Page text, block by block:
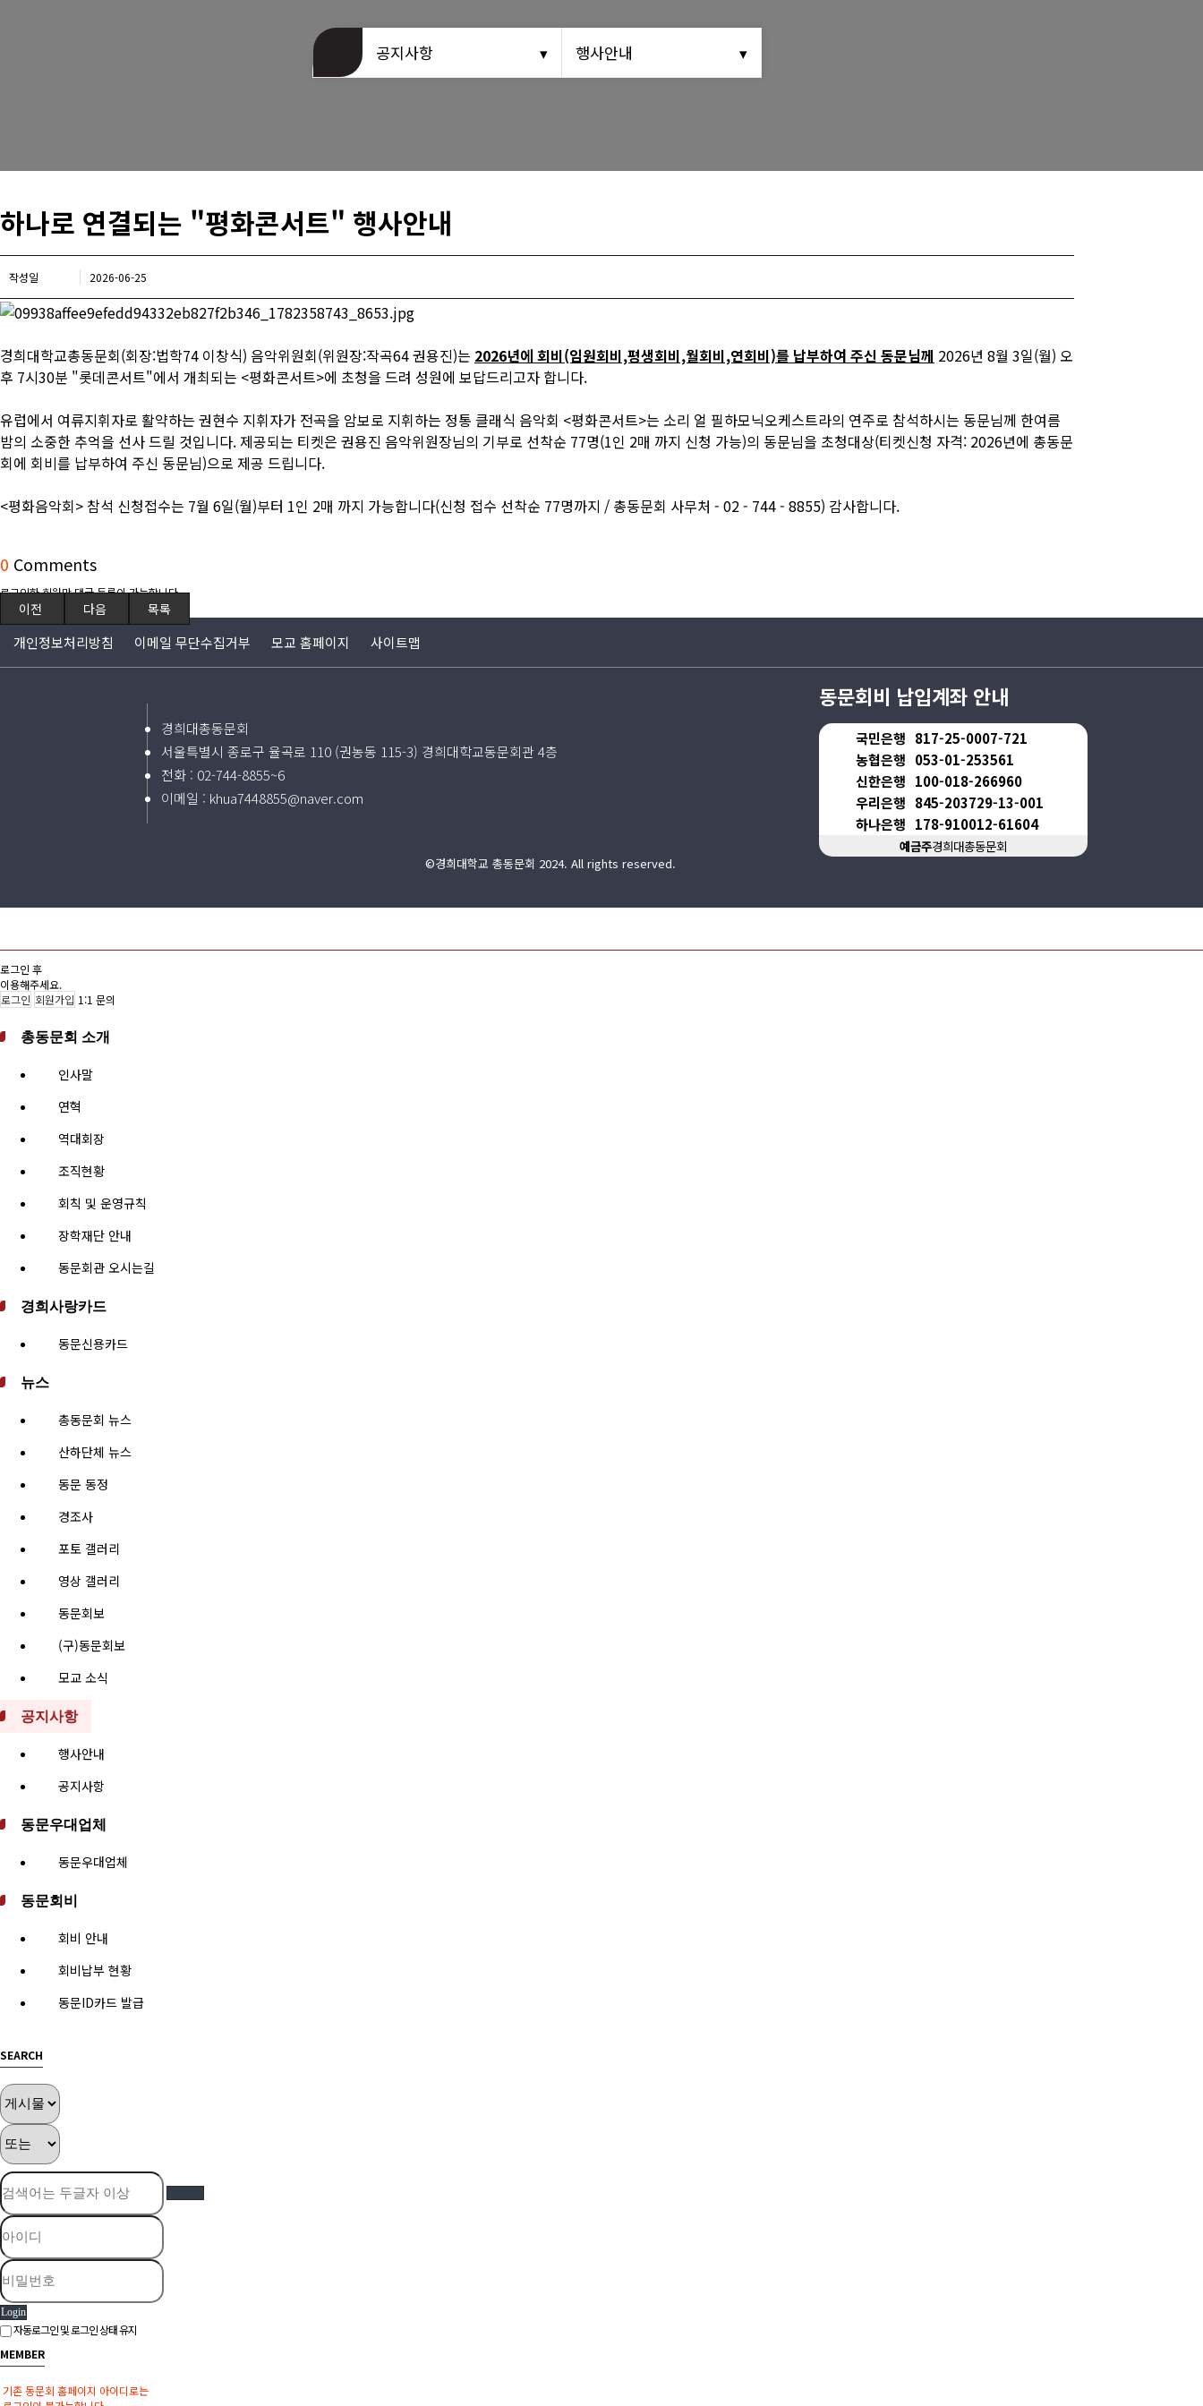
(구)동문회보
공지사항 행사안내
하나로 연결되는 "평화콘서트" 행사안내
작성일 2026-06-25
경희대학교총동문회(회장:법학74 이창식) 음악위원회(위원장:작곡64 권용진)는 2026년에 회비(임원회비,평생회비,월회비,연회비)를 납부하여 주신 동문님께 2026년 8월 3일(월) 오
후 7시30분 "롯데콘서트"에서 개최되는 <평화콘서트>에 초청을 드려 성원에 보답드리고자 합니다.
유럽에서 여류지휘자로 활약하는 권현수 지휘자가 전곡을 암보로 지휘하는 정통 클래식 음악회 <평화콘서트>는 소리 얼 필하모닉오케스트라의 연주로 참석하시는 동문님께 한여름
밤의 소중한 추억을 선사 드릴 것입니다. 제공되는 티켓은 권용진 음악위원장님의 기부로 선착순 77명(1인 2매 까지 신청 가능)의 동문님을 초청대상(티켓신청 자격: 2026년에 총동문
회에 회비를 납부하여 주신 동문님)으로 제공 드립니다.
<평화음악회> 참석 신청접수는 7월 6일(월)부터 1인 2매 까지 가능합니다(신청 접수 선착순 77명까지 / 총동문회 사무처 - 02 - 744 - 8855) 감사합니다.
0 Comments
로그인한 회원만 댓글 등록이 가능합니다.
이전 다음 목록
개인정보처리방침 이메일 무단수집거부 모교 홈페이지 사이트맵
경희대총동문회
서울특별시 종로구 율곡로 110 (권농동 115-3) 경희대학교동문회관 4층
전화 : 02-744-8855~6
이메일 : khua7448855@naver.com
동문회비 납입계좌 안내
국민은행 817-25-0007-721
농협은행 053-01-253561
신한은행 100-018-266960
우리은행 845-203729-13-001
하나은행 178-910012-61604
예금주경희대총동문회
©경희대학교 총동문회 2024. All rights reserved.
로그인 후
이용해주세요.
로그인 회원가입 1:1 문의
총동문회 소개
인사말
연혁
역대회장
조직현황
회칙 및 운영규칙
장학재단 안내
동문회관 오시는길
경희사랑카드
동문신용카드
뉴스
총동문회 뉴스
산하단체 뉴스
동문 동정
경조사
포토 갤러리
영상 갤러리
동문회보
(구)동문회보
모교 소식
공지사항
행사안내
공지사항
동문우대업체
동문우대업체
동문회비
회비 안내
회비납부 현황
동문ID카드 발급
SEARCH
Login
자동로그인 및 로그인 상태 유지
MEMBER
기존 동문회 홈페이지 아이디로는